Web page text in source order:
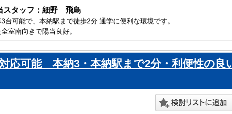
スタッフ：細野　飛鳥
台可能で、本納駅まで徒歩2分 通学に便利な環境です。
全室南向きで陽当良好。
キリ片付くパントリー、玄関ホール収納も付いています。
、茂原市で新築一戸建をお探しの方はお気軽にお問い合わせ下さい。
ちしております。
応可能 本納3・本納駅まで2分・利便性の良